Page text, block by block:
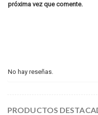
próxima vez que comente.
No hay reseñas.
PRODUCTOS